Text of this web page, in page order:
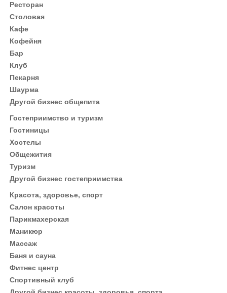
Ресторан
Столовая
Кафе
Кофейня
Бар
Клуб
Пекарня
Шаурма
Другой бизнес общепита
Гостеприимство и туризм
Гостиницы
Хостелы
Общежития
Туризм
Другой бизнес гостеприимства
Красота, здоровье, спорт
Салон красоты
Парикмахерская
Маникюр
Массаж
Баня и сауна
Фитнес центр
Спортивный клуб